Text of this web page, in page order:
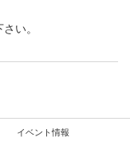
い。
イベント情報